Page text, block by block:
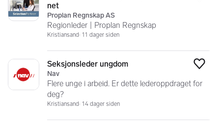
net
Proplan Regnskap AS
Regionleder | Proplan Regnskap
Kristiansand 11 dager siden
Seksjonsleder ungdom
Nav
Flere unge i arbeid. Er dette lederoppdraget for
deg?
Kristiansand 14 dager siden